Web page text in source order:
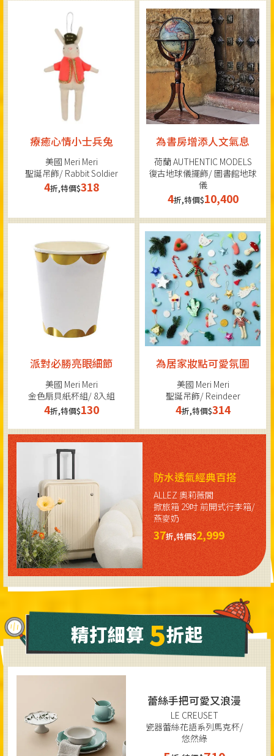
療癒心情小士兵兔
美國 Meri Meri
聖誕吊飾/ Rabbit Soldier
4折,特價$318
為書房增添人文氣息
荷蘭 AUTHENTIC MODELS
復古地球儀擺飾/ 圖書館地球
儀
4折,特價$10,400
派對必勝亮眼細節
美國 Meri Meri
金色扇貝紙杯組/ 8入組
4折,特價$130
為居家妝點可愛氛圍
美國 Meri Meri
聖誕吊飾/ Reindeer
4折,特價$314
防水透氣經典百搭
ALLEZ 奧莉薇閣
掀旅箱 29吋 前開式行李箱/
燕麥奶
37折,特價$2,999
精打細算 5折起
蕾絲手把可愛又浪漫
LE CREUSET
瓷器蕾絲花語系列馬克杯/
悠然綠